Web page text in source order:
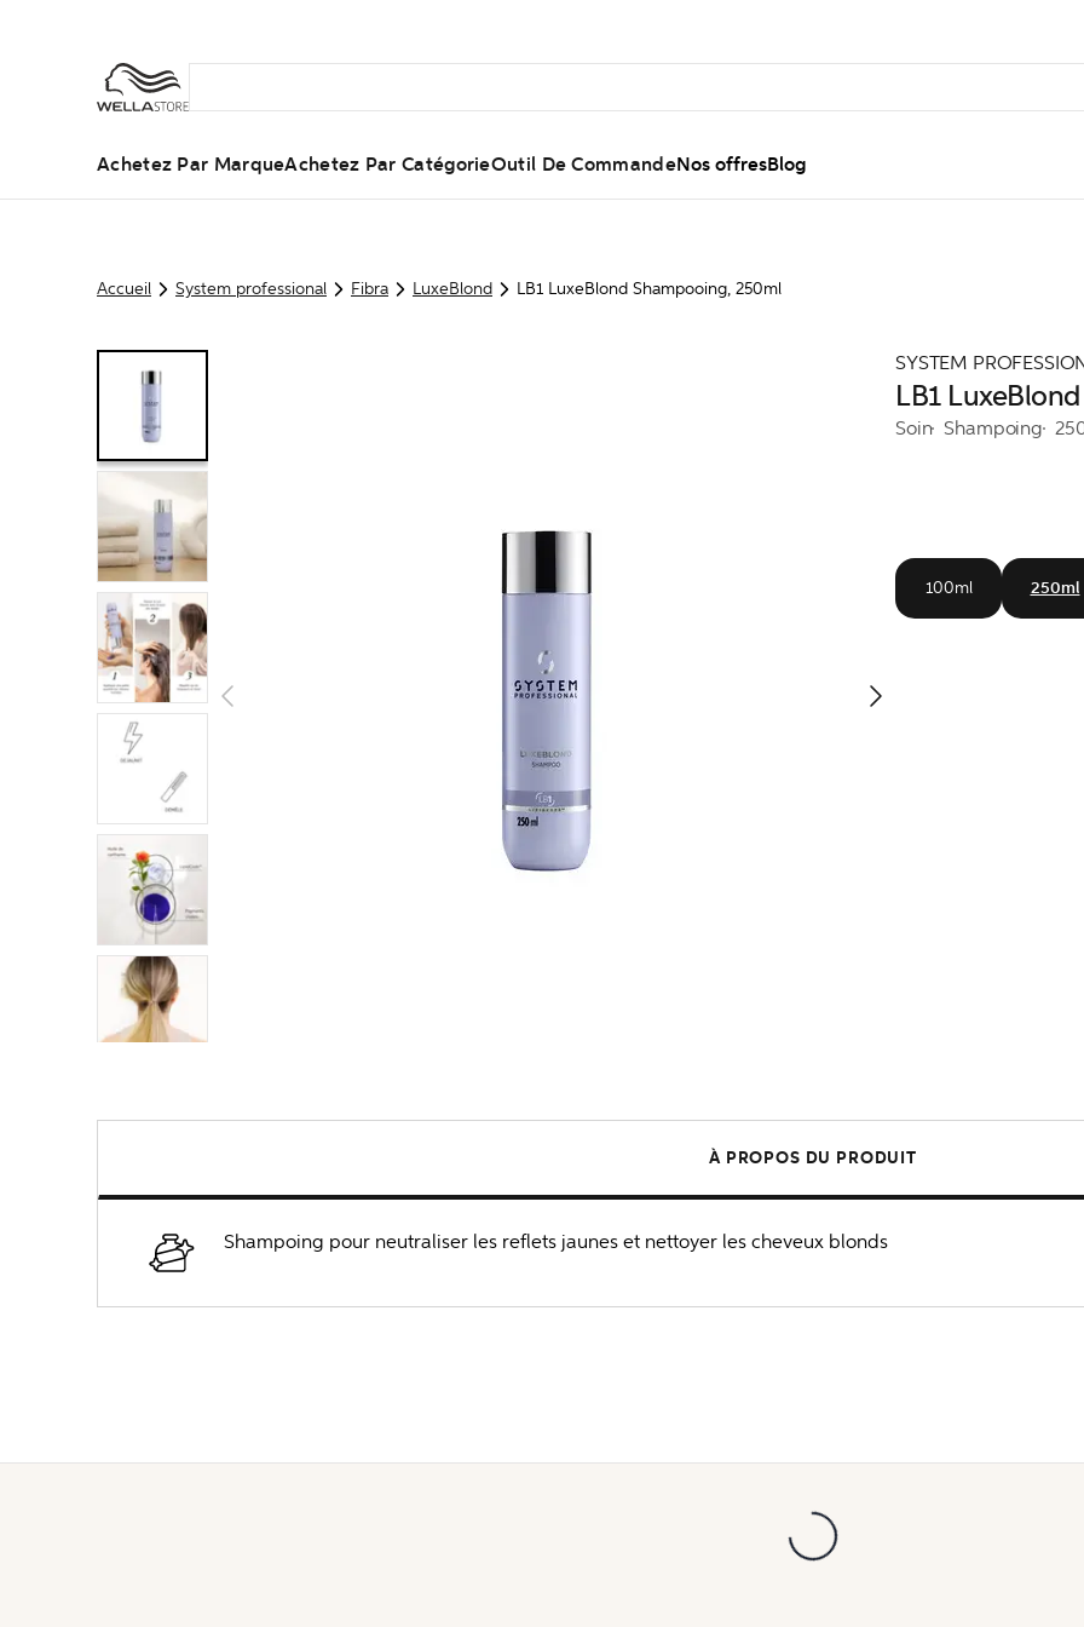
Achetez Par MarqueAchetez Par CatégorieOutil De CommandeNos offresBlog
Accueil System professional Fibra LuxeBlond LB1 LuxeBlond Shampooing, 250ml
SYSTEM
LB1
Soin Shampoing
100ml 250ml
À PROPOS DU PRODUIT
Shampoing pour neutraliser les reflets jaunes et nettoyer les cheveux blonds